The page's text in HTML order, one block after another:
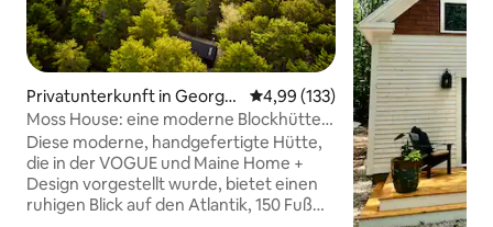
Privatunterkunft in Georget
own
Durchschnittliche Bewertung:
4,99 (133)
Moss House: eine moderne Blockhütte
am Wasser im Wald
Diese moderne, handgefertigte Hütte,
die in der VOGUE und Maine Home +
Design vorgestellt wurde, bietet einen
ruhigen Blick auf den Atlantik, 150 Fuß